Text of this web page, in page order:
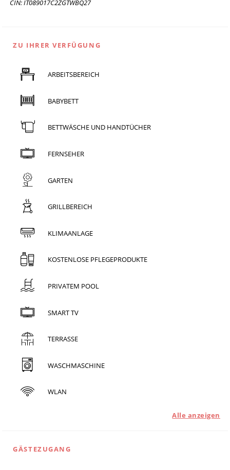
CIN: IT089017C2ZGTWBQ27
ZU IHRER VERFÜGUNG
ARBEITSBEREICH
BABYBETT
BETTWÄSCHE UND HANDTÜCHER
FERNSEHER
GARTEN
GRILLBEREICH
KLIMAANLAGE
KOSTENLOSE PFLEGEPRODUKTE
PRIVATEM POOL
SMART TV
TERRASSE
WASCHMASCHINE
WLAN
Alle anzeigen
GÄSTEZUGANG